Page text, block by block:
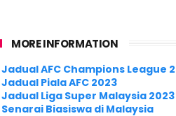
MORE INFORMATION
Jadual AFC Champions League
Jadual Piala AFC 2023
Jadual Liga Super Malaysia 2023
Senarai Biasiswa di Malaysia